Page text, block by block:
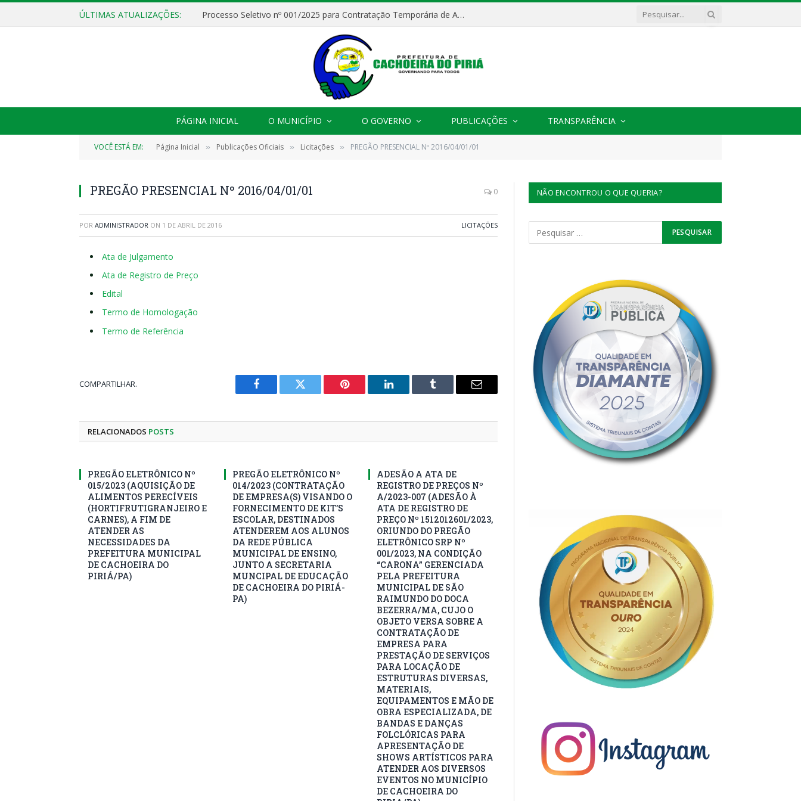
ÚLTIMAS ATUALIZAÇÕES: Processo Seletivo nº 001/2025 para Contratação Temporária de Agentes Comunitários de Saúde (ACS)
PÁGINA INICIAL O MUNICÍPIO O GOVERNO PUBLICAÇÕES TRANSPARÊNCIA
VOCÊ ESTÁ EM: Página Inicial » Publicações Oficiais » Licitações » PREGÃO PRESENCIAL Nº 2016/04/01/01
PREGÃO PRESENCIAL Nº 2016/04/01/01 0
POR ADMINISTRADOR ON 1 DE ABRIL DE 2016 LICITAÇÕES
Ata de Julgamento
Ata de Registro de Preço
Edital
Termo de Homologação
Termo de Referência
COMPARTILHAR.
Facebook Twitter Pinterest LinkedIn Tumblr
E-
RELACIONADOS POSTS
PREGÃO ELETRÔNICO Nº
015/2023 (AQUISIÇÃO DE
ALIMENTOS PERECÍVEIS
(HORTIFRUTIGRANJEIRO E
CARNES), A FIM DE
ATENDER AS
NECESSIDADES DA
PREFEITURA MUNICIPAL
DE CACHOEIRA DO
PIRIÁ/PA)
PREGÃO ELETRÔNICO Nº
014/2023 (CONTRATAÇÃO
DE EMPRESA(S) VISANDO O
FORNECIMENTO DE KIT’S
ESCOLAR, DESTINADOS
ATENDEREM AOS ALUNOS
DA REDE PÚBLICA
MUNICIPAL DE ENSINO,
JUNTO A SECRETARIA
MUNCIPAL DE EDUCAÇÃO
DE CACHOEIRA DO PIRIÁ-
PA)
ADESÃO A ATA DE
REGISTRO DE PREÇOS Nº
A/2023-007 (ADESÃO À
ATA DE REGISTRO DE
PREÇO Nº 1512012601/2023,
ORIUNDO DO PREGÃO
ELETRÔNICO SRP Nº
001/2023, NA CONDIÇÃO
“CARONA” GERENCIADA
PELA PREFEITURA
MUNICIPAL DE SÃO
RAIMUNDO DO DOCA
BEZERRA/MA, CUJO O
OBJETO VERSA SOBRE A
CONTRATAÇÃO DE
EMPRESA PARA
PRESTAÇÃO DE SERVIÇOS
PARA LOCAÇÃO DE
ESTRUTURAS DIVERSAS,
MATERIAIS,
EQUIPAMENTOS E MÃO DE
OBRA ESPECIALIZADA, DE
BANDAS E DANÇAS
FOLCLÓRICAS PARA
APRESENTAÇÃO DE
SHOWS ARTÍSTICOS PARA
ATENDER AOS DIVERSOS
EVENTOS NO MUNICÍPIO
DE CACHOEIRA DO
NÃO ENCONTROU O QUE QUERIA?